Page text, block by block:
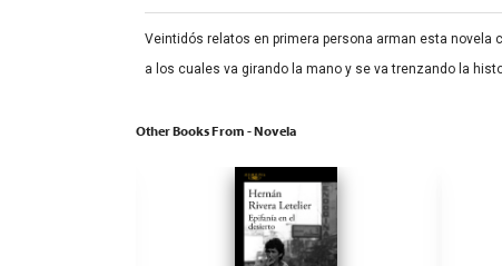
Veintidós relatos en primera persona arman esta novela
a los cuales va girando la mano y se va trenzando la
Other Books From - Novela